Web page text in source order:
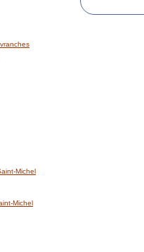
Michel
Michel